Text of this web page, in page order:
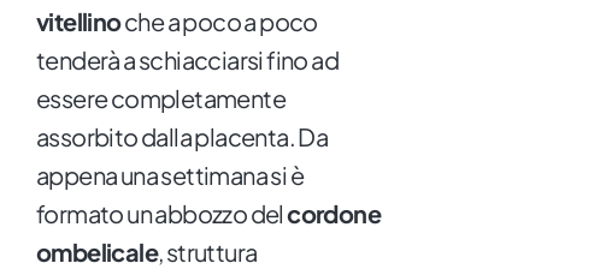
vitellinoche a poco a poco
tenderà a schiacciarsi fino ad
essere completamente
assorbito dalla placenta. Da
appena una settimana si è
formato un abbozzo delcordone
ombelicale, struttura